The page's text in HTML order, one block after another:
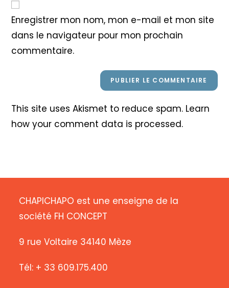
votre
site
(facultatif)
Enregistrer mon nom, mon e-mail et mon site
dans le navigateur pour mon prochain
commentaire.
This site uses Akismet to reduce spam. Learn
how your comment data is processed.
CHAPICHAPO est une enseigne de la
société FH CONCEPT
9 rue Voltaire 34140 Mèze
Tél: + 33 609.175.400